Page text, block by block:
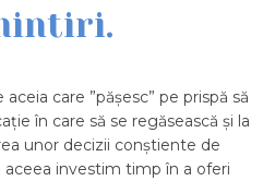
care ”pășesc” pe prispă să
în care să se regăsească și la
unor decizii conștiente de
aceea investim timp în a oferi